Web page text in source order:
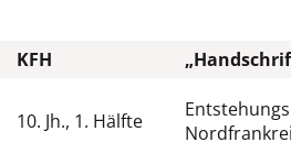
KFH
10. Jh., 1. Hälfte